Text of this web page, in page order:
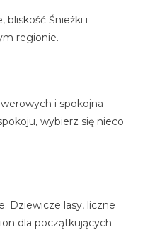
bliskość Śnieżki i
regionie.
i spokojna
wybierz się nieco
Dziewicze lasy, liczne
dla początkujących